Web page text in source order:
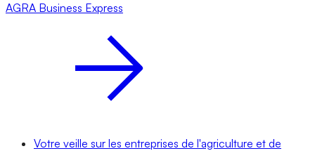
AGRA Business Express
Votre veille sur les entreprises de l'agriculture et de